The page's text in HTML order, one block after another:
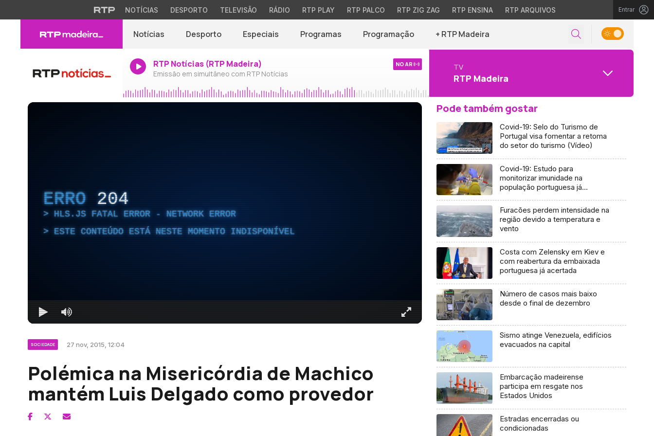
NOTÍCIAS DESPORTO TELEVISÃO RÁDIO RTP PLAY RTP PALCO RTP ZIG ZAG RTP ENSINA RTP ARQUIVOS Entrar
Notícias Desporto Especiais Programas Programação + RTP Madeira
RTP Notícias (RTP Madeira)
Emissão em simultâneo com RTP Notícias
NO AR TV
RTP Madeira
ERRO 204
HLS.JS FATAL ERROR - NETWORK ERROR
ESTE CONTEÚDO ESTÁ NESTE MOMENTO INDISPONÍVEL
SOCIEDADE 27 nov, 2015, 12:04
Polémica na Misericórdia de Machico
mantém Luis Delgado como provedor
Pode também gostar
Covid-19: Selo do Turismo de
Portugal visa fomentar a retoma
do setor do turismo (Vídeo)
Covid-19: Estudo para
monitorizar imunidade na
população portuguesa já
Furacões perdem intensidade na
região devido a temperatura e
vento
Costa com Zelensky em Kiev e
com reabertura da embaixada
portuguesa já acertada
Número de casos mais baixo
desde o final de dezembro
Sismo atinge Venezuela, edifícios
evacuados na capital
Embarcação madeirense
participa em resgate nos
Estados Unidos
Estradas encerradas ou
condicionadas